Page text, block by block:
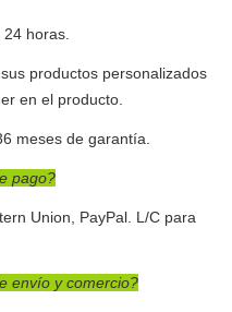
horas.
productos personalizados
en el producto.
meses de garantía.
pago?
Union, PayPal. L/C para
envío y comercio?